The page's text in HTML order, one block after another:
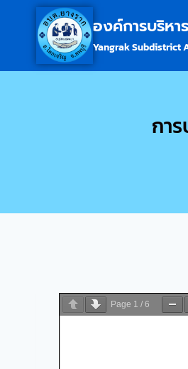
องค์การบริหา
Yangrak Subdistrict
กา
Page 1 / 6